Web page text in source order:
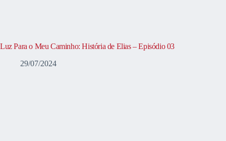
Luz Para o Meu Caminho: História de Elias – Episódio 03
29/07/2024